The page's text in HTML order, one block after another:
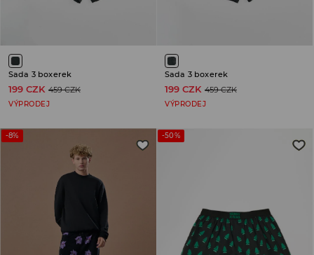
Sada 3 boxerek
199 CZK 459 CZK
VÝPRODEJ
Sada 3 boxerek
199 CZK 459 CZK
VÝPRODEJ
-8% -50%